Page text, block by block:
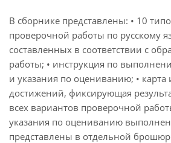
В сборнике представлены: • 10
проверочной работы по русскому
составленных в соответствии с
работы; • инструкция по
и указания по оцениванию; •
достижений, фиксирующая
всех вариантов проверочной
указания по оцениванию
представлены в отдельной